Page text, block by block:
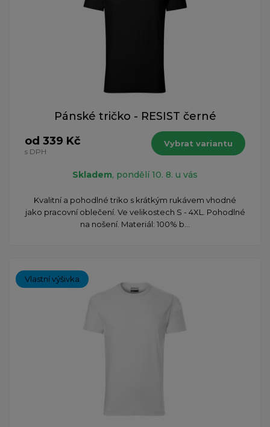
Pánské tričko - RESIST černé
od 339 Kč
s DPH
Vybrat variantu
Skladem, pondělí 10. 8. u vás
Kvalitní a pohodlné triko s krátkým rukávem vhodné
jako pracovní oblečení. Ve velikostech S - 4XL. Pohodlné
na nošení. Materiál: 100% b...
Vlastní výšivka